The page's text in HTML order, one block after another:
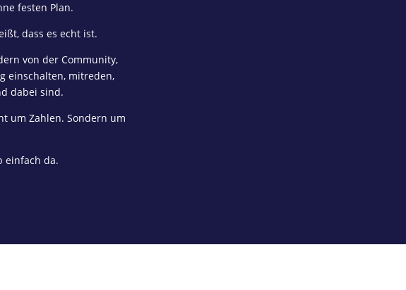
festen Plan.
dass es echt ist.
von der Community,
einschalten, mitreden,
dabei sind.
um Zahlen. Sondern um
einfach da.